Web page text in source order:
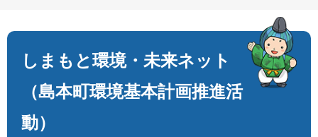
本文
しまもと環境・未来ネット
（島本町環境基本計画推進活
動）